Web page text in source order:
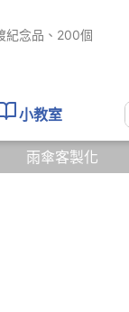
紀念品、200個
小教室
雨傘客製化